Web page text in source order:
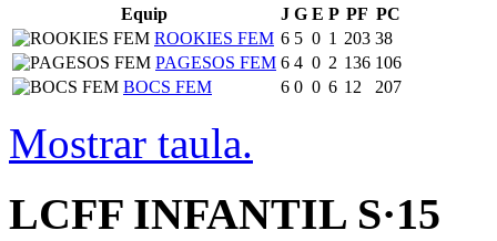
Equip J G E P PF PC
ROOKIES FEM 6 5 0 1 203 38
PAGESOS FEM 6 4 0 2 136 106
BOCS FEM
6 0 0 6 12 207
Mostrar taula.
LCFF INFANTIL S·15